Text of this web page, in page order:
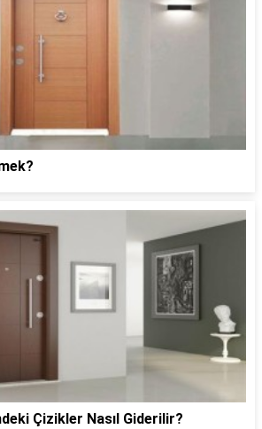
Çizikler Nasıl Giderilir?